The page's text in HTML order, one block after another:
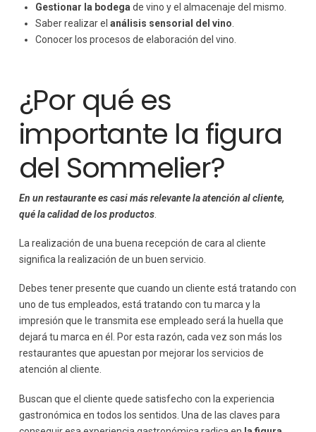
Gestionar la bodega de vino y el almacenaje del mismo.
Saber realizar elanálisis sensorial del vino
Conocer los procesos de elaboración del vino.
¿Por qué es
importante la figura
del Sommelier?
En un restaurante es casi más relevante la atención al cliente,
qué la calidad de los productos.
La realización de una buena recepción de cara al cliente
significa la realización de un buen servicio.
Debes tener presente que cuando un cliente está tratando con
uno de tus empleados, está tratando con tu marca y la
impresión que le transmita ese empleado será la huella que
dejará tu marca en él. Por esta razón, cada vez son más los
restaurantes que apuestan por mejorar los servicios de
atención al cliente.
Buscan que el cliente quede satisfecho con la experiencia
gastronómica en todos los sentidos. Una de las claves para